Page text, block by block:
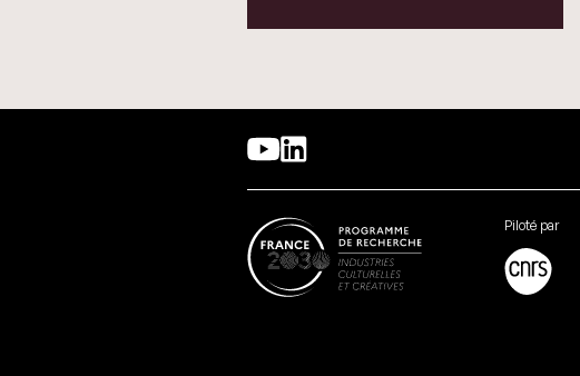
Piloté par